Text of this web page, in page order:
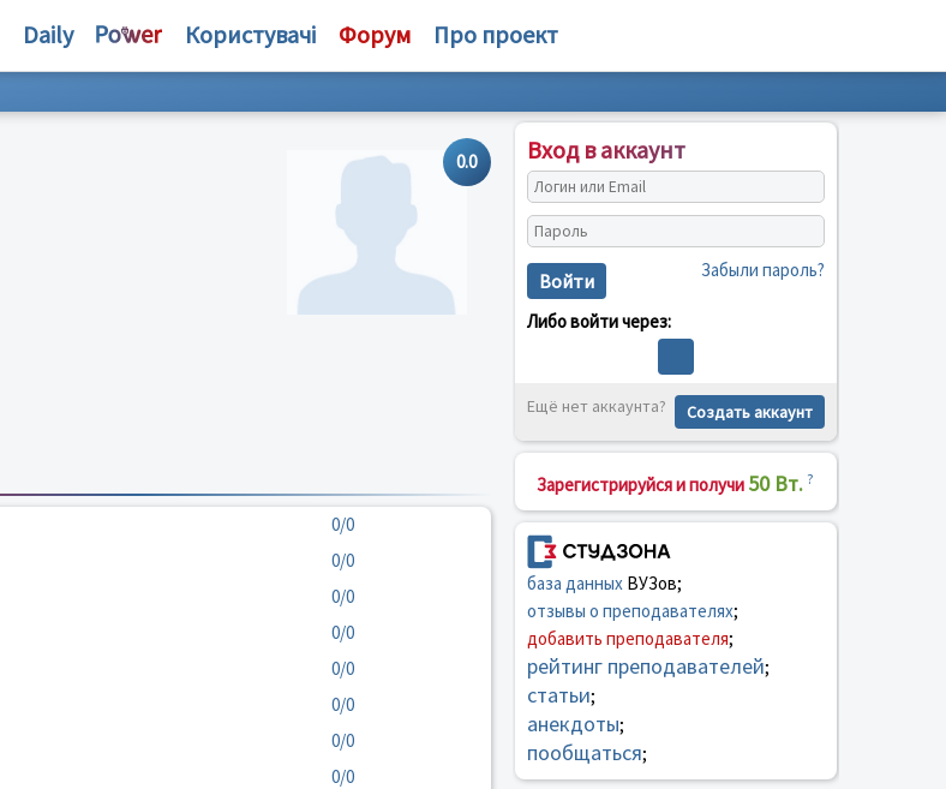
Daily Користувачі Форум Про проект
0.0
0/0
0/0
0/0
0/0
0/0
0/0
0/0
0/0
Вход в аккаунт
Войти Забыли пароль?
Либо войти через:
Ещё нет аккаунта? Создать аккаунт
Зарегистрируйся и получи 50 Вт. ?
база данныхВУЗов;
отзывы о преподавателях;
добавить преподавателя;
рейтинг преподавателей;
статьи;
анекдоты;
пообщаться;